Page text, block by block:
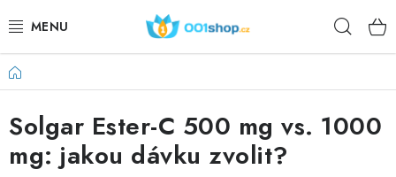
Inhalt
DOPLŇKY STRAVY
KOSMETIKA
SPORT
Startseite
Solgar Ester-C 500 mg vs. 1000
mg: jakou dávku zvolit?